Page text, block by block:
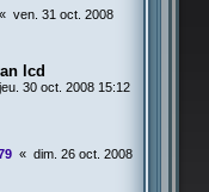
« ven. 31 oct. 2008
lcd
jeu. 30 oct. 2008 15:12
« dim. 26 oct. 2008